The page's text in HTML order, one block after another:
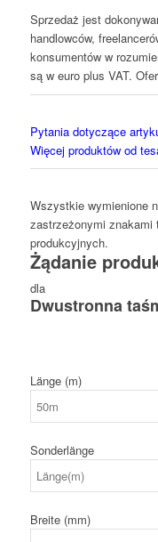
Sprzedaż jest
handlowców,
konsumentów w
są w euro plus VAT.
Pytania dotyczące
Więcej produktów od
Wszystkie wymienione
zastrzeżonymi znakami
produkcyjnych.
Żądanie
dla
Dwustronna
Länge (m)
Sonderlänge
Breite (mm)